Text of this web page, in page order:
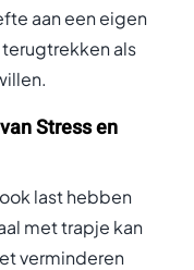
aan een eigen
terugtrekken als
Stress en
last hebben
met trapje kan
verminderen